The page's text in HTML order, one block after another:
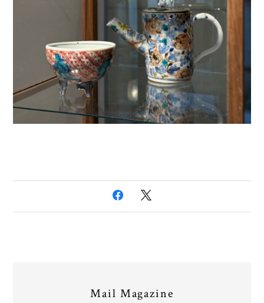
Mail Magazine